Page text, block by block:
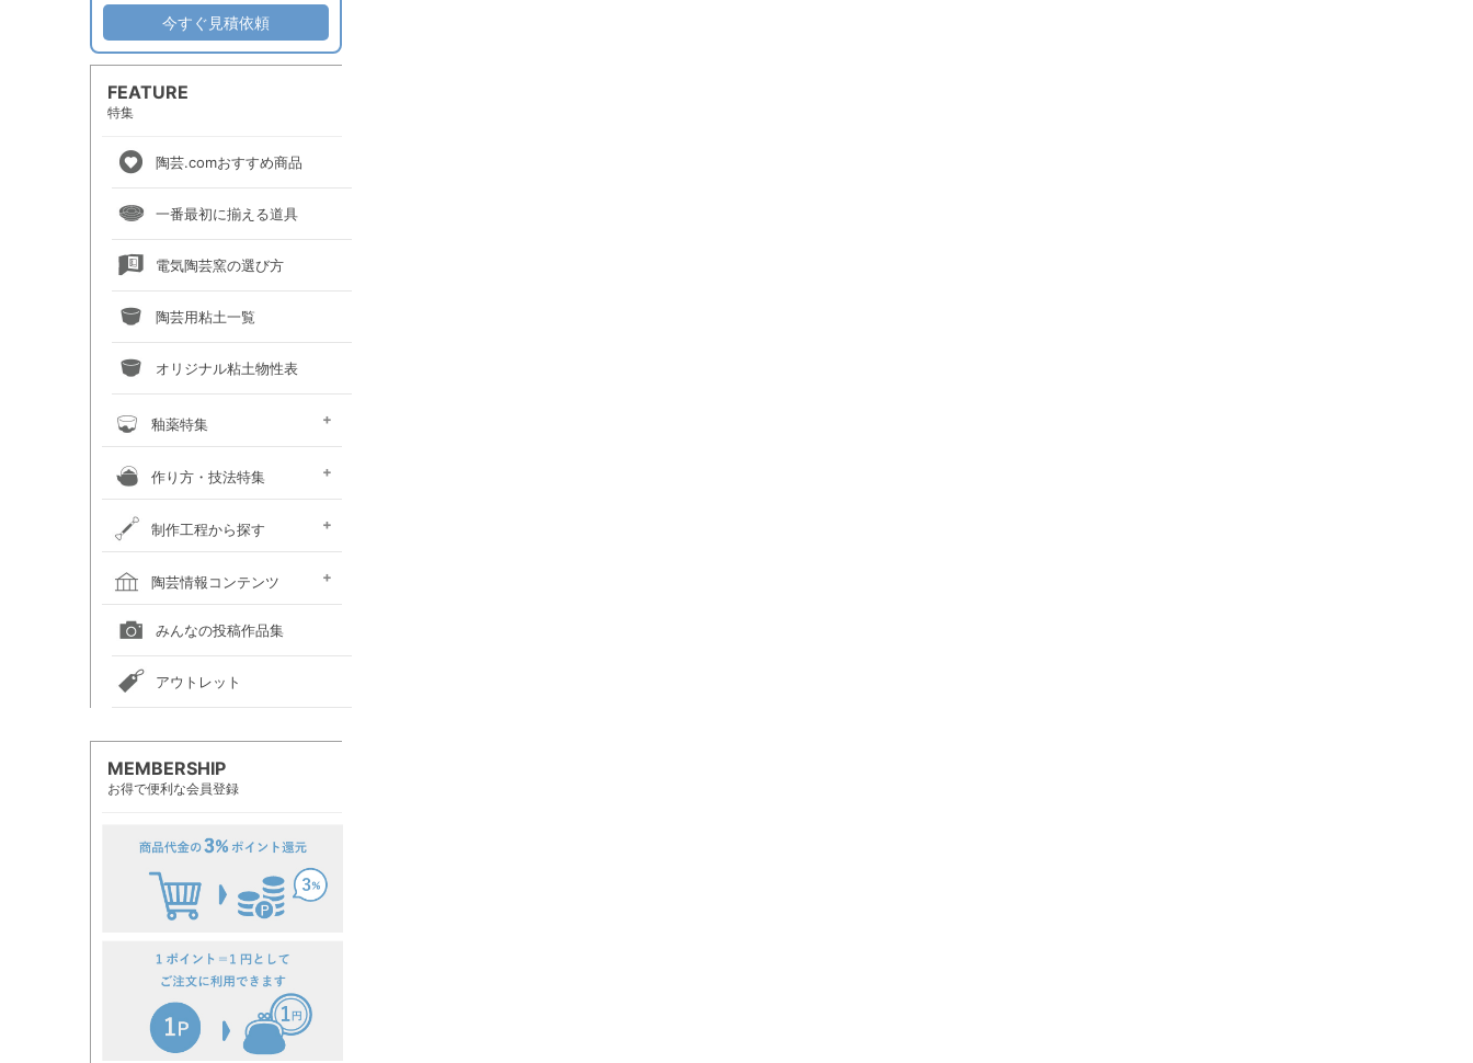
今すぐ見積依頼
FEATURE
特集
陶芸.comおすすめ商品
一番最初に揃える道具
電気陶芸窯の選び方
陶芸用粘土一覧
オリジナル粘土物性表
釉薬特集
釉薬との上手な交際術
粘土×釉薬 色見本
釉薬重ね掛け色見本
液体釉薬・50音順で探す
液体釉薬・色で探す
粉末釉薬・50音順で探す
粉末釉薬・色で探す
作り方・技法特集
土瓶の作り方
蚊取り線香スタンド
化粧泥装飾技法
いろいろな装飾技法
鋳込み石こう型の手順
粘土に砂や石をブレンドしてみ
よう
カボチャの小物入れ
おばけカボチャのランプ
お雛様のつくり方
制作工程から探す
粘土を準備する
成形する
作品を乾燥させる
素焼をして作品を焼き締める
釉薬以外の化粧を施す
釉薬を掛ける
作品を本焼きする
焼成後の作品をメンテナンスす
る
陶芸窯をメンテナンスする
陶芸情報コンテンツ
全国の陶芸教室一覧
全国の美術館一覧
全国の画廊一覧
オンライン陶芸店一覧
みんなの投稿作品集
アウトレット
MEMBERSHIP
お得で便利な会員登録